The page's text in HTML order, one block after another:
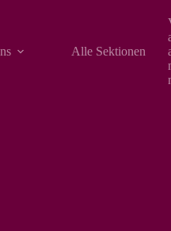
Alle Sektionen